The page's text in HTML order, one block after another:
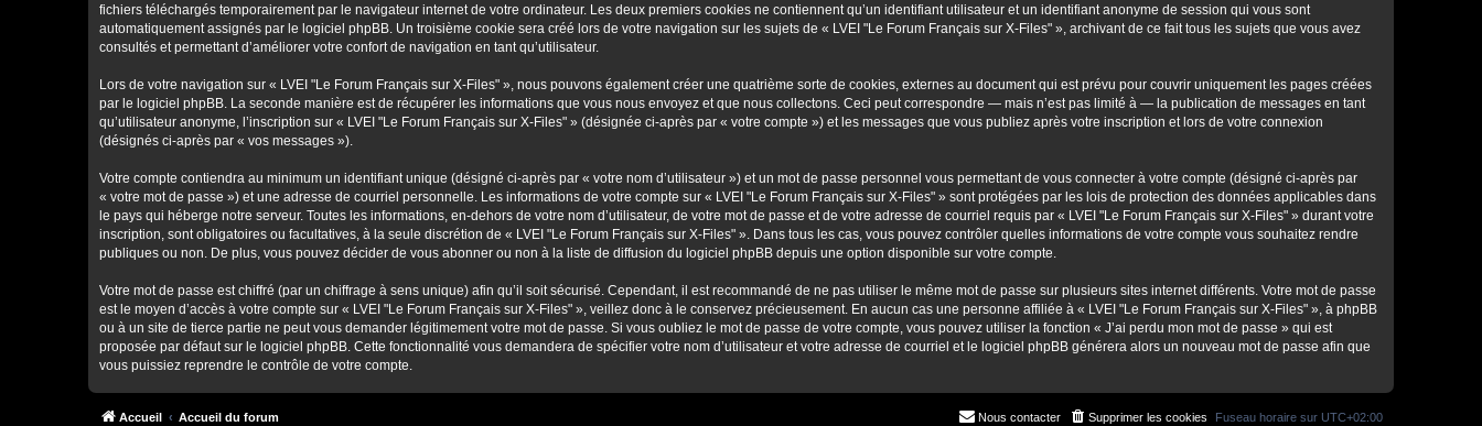
fichiers téléchargés temporairement par le navigateur internet de votre ordinateur. Les deux premiers cookies ne contiennent qu’un identifiant utilisateur et un identifiant anonyme de session qui vous sont
automatiquement assignés par le logiciel phpBB. Un troisième cookie sera créé lors de votre navigation sur les sujets de « LVEI "Le Forum Français sur X-Files" », archivant de ce fait tous les sujets que vous avez
consultés et permettant d’améliorer votre confort de navigation en tant qu’utilisateur.
Lors de votre navigation sur « LVEI "Le Forum Français sur X-Files" », nous pouvons également créer une quatrième sorte de cookies, externes au document qui est prévu pour couvrir uniquement les pages créées
par le logiciel phpBB. La seconde manière est de récupérer les informations que vous nous envoyez et que nous collectons. Ceci peut correspondre — mais n’est pas limité à — la publication de messages en tant
qu’utilisateur anonyme, l’inscription sur « LVEI "Le Forum Français sur X-Files" » (désignée ci-après par « votre compte ») et les messages que vous publiez après votre inscription et lors de votre connexion
(désignés ci-après par « vos messages »).
Votre compte contiendra au minimum un identifiant unique (désigné ci-après par « votre nom d’utilisateur ») et un mot de passe personnel vous permettant de vous connecter à votre compte (désigné ci-après par
« votre mot de passe ») et une adresse de courriel personnelle. Les informations de votre compte sur « LVEI "Le Forum Français sur X-Files" » sont protégées par les lois de protection des données applicables dans
le pays qui héberge notre serveur. Toutes les informations, en-dehors de votre nom d’utilisateur, de votre mot de passe et de votre adresse de courriel requis par « LVEI "Le Forum Français sur X-Files" » durant votre
inscription, sont obligatoires ou facultatives, à la seule discrétion de « LVEI "Le Forum Français sur X-Files" ». Dans tous les cas, vous pouvez contrôler quelles informations de votre compte vous souhaitez rendre
publiques ou non. De plus, vous pouvez décider de vous abonner ou non à la liste de diffusion du logiciel phpBB depuis une option disponible sur votre compte.
Votre mot de passe est chiffré (par un chiffrage à sens unique) afin qu’il soit sécurisé. Cependant, il est recommandé de ne pas utiliser le même mot de passe sur plusieurs sites internet différents. Votre mot de passe
est le moyen d’accès à votre compte sur « LVEI "Le Forum Français sur X-Files" », veillez donc à le conservez précieusement. En aucun cas une personne affiliée à « LVEI "Le Forum Français sur X-Files" », à phpBB
ou à un site de tierce partie ne peut vous demander légitimement votre mot de passe. Si vous oubliez le mot de passe de votre compte, vous pouvez utiliser la fonction « J’ai perdu mon mot de passe » qui est
proposée par défaut sur le logiciel phpBB. Cette fonctionnalité vous demandera de spécifier votre nom d’utilisateur et votre adresse de courriel et le logiciel phpBB générera alors un nouveau mot de passe afin que
vous puissiez reprendre le contrôle de votre compte.
Accueil Accueil du forum Fuseau horaire sur UTC+02:00
Supprimer les cookies
Nous contacter